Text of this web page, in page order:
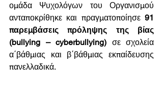
ομάδα Ψυχολόγων του Οργανισμού
ανταποκρίθηκε και πραγματοποίησε 91
παρεμβάσεις πρόληψης της βίας
(bullying – cyberbullying) σε σχολεία
α΄βάθμιας και β΄βάθμιας εκπαίδευσης
πανελλαδικά.